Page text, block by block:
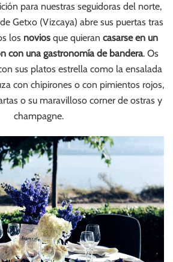
para nuestras seguidoras del norte,
Getxo (Vizcaya) abre sus puertas tras
los noviosque quieran casarse en un
con una gastronomía de bandera. Os
sus platos estrella como la ensalada
con chipirones o con pimientos rojos,
o su maravilloso corner de ostras y
champagne.